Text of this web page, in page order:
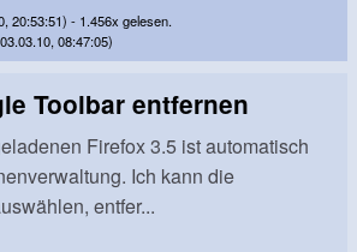
20:53:51) - 1.456x gelesen.
08:47:05)
Toolbar entfernen
Firefox 3.5 ist automatisch
Ich kann die
entfer...